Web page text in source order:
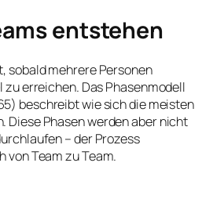
entstehen
sobald mehrere Personen
zu erreichen. Das Phasenmodell
beschreibt wie sich die meisten
Diese Phasen werden aber nicht
– der Prozess
von Team zu Team.